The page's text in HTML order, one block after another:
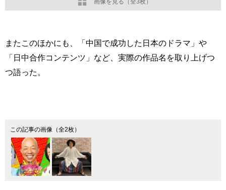
画像を見る（全3枚）
またこのほかにも、「中国で成功した日本のドラマ」や
「日中合作コンテンツ」など、実際の作品名を取り上げつ
つ語った。
この記事の画像（全2枚）